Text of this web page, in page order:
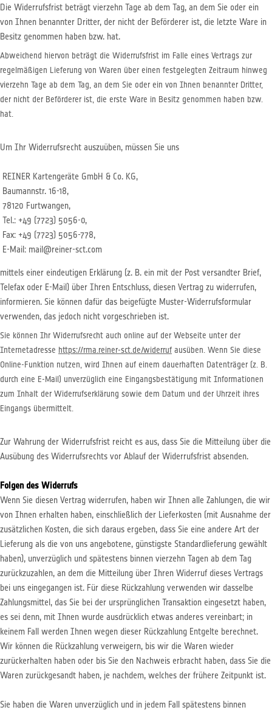
Die Widerrufsfrist beträgt vierzehn Tage ab dem Tag, an dem Sie oder ein
von Ihnen benannter Dritter, der nicht der Beförderer ist, die letzte Ware in
Besitz genommen haben bzw. hat.
Abweichend hiervon beträgt die Widerrufsfrist im Falle eines Vertrags zur
regelmäßigen Lieferung von Waren über einen festgelegten Zeitraum hinweg
vierzehn Tage ab dem Tag, an dem Sie oder ein von Ihnen benannter Dritter,
der nicht der Beförderer ist, die erste Ware in Besitz genommen haben bzw.
hat.
Um Ihr Widerrufsrecht auszuüben, müssen Sie uns
REINER Kartengeräte GmbH & Co. KG,
Baumannstr. 16-18,
78120 Furtwangen,
Tel.: +49 (7723) 5056-0,
Fax: +49 (7723) 5056-778,
E-Mail: mail@reiner-sct.com
mittels einer eindeutigen Erklärung (z. B. ein mit der Post versandter Brief,
Telefax oder E-Mail) über Ihren Entschluss, diesen Vertrag zu widerrufen,
informieren. Sie können dafür das beigefügte Muster-Widerrufsformular
verwenden, das jedoch nicht vorgeschrieben ist.
Sie können Ihr Widerrufsrecht auch online auf der Webseite unter der
Internetadresse https://rma.reiner-sct.de/widerruf ausüben. Wenn Sie diese
Online-Funktion nutzen, wird Ihnen auf einem dauerhaften Datenträger (z. B.
durch eine E-Mail) unverzüglich eine Eingangsbestätigung mit Informationen
zum Inhalt der Widerrufserklärung sowie dem Datum und der Uhrzeit ihres
Eingangs übermittelt.
Zur Wahrung der Widerrufsfrist reicht es aus, dass Sie die Mitteilung über die
Ausübung des Widerrufsrechts vor Ablauf der Widerrufsfrist absenden.
Folgen des Widerrufs
Wenn Sie diesen Vertrag widerrufen, haben wir Ihnen alle Zahlungen, die wir
von Ihnen erhalten haben, einschließlich der Lieferkosten (mit Ausnahme der
zusätzlichen Kosten, die sich daraus ergeben, dass Sie eine andere Art der
Lieferung als die von uns angebotene, günstigste Standardlieferung gewählt
haben), unverzüglich und spätestens binnen vierzehn Tagen ab dem Tag
zurückzuzahlen, an dem die Mitteilung über Ihren Widerruf dieses Vertrags
bei uns eingegangen ist. Für diese Rückzahlung verwenden wir dasselbe
Zahlungsmittel, das Sie bei der ursprünglichen Transaktion eingesetzt haben,
es sei denn, mit Ihnen wurde ausdrücklich etwas anderes vereinbart; in
keinem Fall werden Ihnen wegen dieser Rückzahlung Entgelte berechnet.
Wir können die Rückzahlung verweigern, bis wir die Waren wieder
zurückerhalten haben oder bis Sie den Nachweis erbracht haben, dass Sie die
Waren zurückgesandt haben, je nachdem, welches der frühere Zeitpunkt ist.
Sie haben die Waren unverzüglich und in jedem Fall spätestens binnen